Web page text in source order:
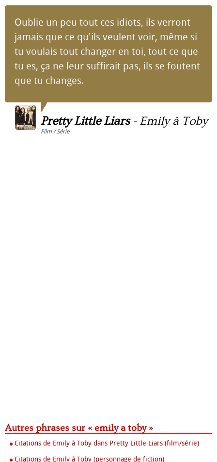
Oublie un peu tout ces idiots, ils verront
jamais que ce qu'ils veulent voir, même si
tu voulais tout changer en toi, tout ce que
tu es, ça ne leur suffirait pas, ils se foutent
que tu changes.
Pretty Little Liars- Emily à Toby
Film / Série
Autres phrases sur « emily a toby »
Citations de Emily à Toby dans Pretty Little Liars (film/série)
Citations de Emily à Toby (personnage de fiction)